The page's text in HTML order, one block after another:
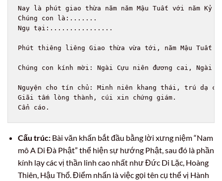
Nay là phút giao thừa năm năm Mậu Tuất với năm Kỷ
Chúng con là:.......
Ngụ tại:................
Phút thiêng liêng Giao thừa vừa tới, năm Mậu Tuất
Chúng con kính mời: Ngài Cựu niên đương cai,
Nguyện cho tín chủ: Minh niên khang thái, trú dạ
Giãi tấm lòng thành, cúi xin chứng giám.
Cấu trúc:Bài văn khấn bắt đầu bằng lời xưng niệm “Nam
mô A Di Đà Phật” thể hiện sự hướng Phật, sau đó là phần
kính lạy các vị thần linh cao nhất như Đức Di Lặc, Hoàng
Thiên, Hậu Thổ. Điểm nhấn là việc gọi tên cụ thể vị Hành